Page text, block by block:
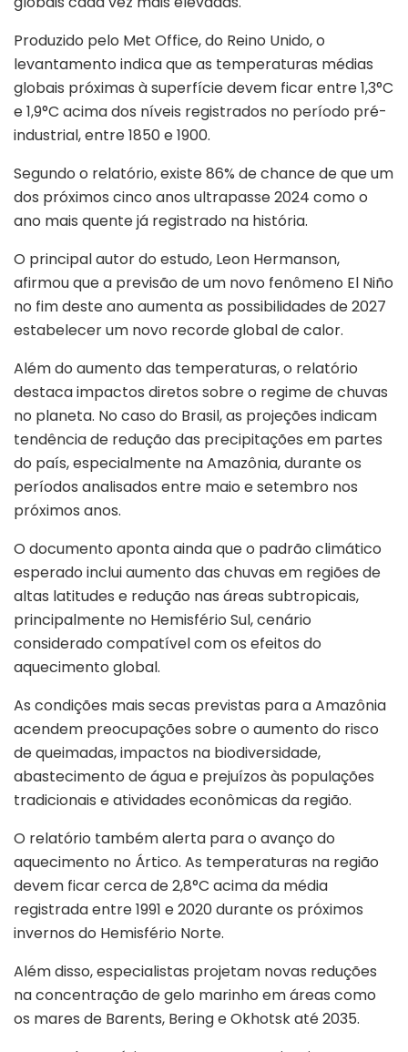
Produzido pelo Met Office, do Reino Unido, o
levantamento indica que as temperaturas médias
globais próximas à superfície devem ficar entre 1,3°C
e 1,9°C acima dos níveis registrados no período pré-
industrial, entre 1850 e 1900.
Segundo o relatório, existe 86% de chance de que um
dos próximos cinco anos ultrapasse 2024 como o
ano mais quente já registrado na história.
O principal autor do estudo, Leon Hermanson,
afirmou que a previsão de um novo fenômeno El Niño
no fim deste ano aumenta as possibilidades de 2027
estabelecer um novo recorde global de calor.
Além do aumento das temperaturas, o relatório
destaca impactos diretos sobre o regime de chuvas
no planeta. No caso do Brasil, as projeções indicam
tendência de redução das precipitações em partes
do país, especialmente na Amazônia, durante os
períodos analisados entre maio e setembro nos
próximos anos.
O documento aponta ainda que o padrão climático
esperado inclui aumento das chuvas em regiões de
altas latitudes e redução nas áreas subtropicais,
principalmente no Hemisfério Sul, cenário
considerado compatível com os efeitos do
aquecimento global.
As condições mais secas previstas para a Amazônia
acendem preocupações sobre o aumento do risco
de queimadas, impactos na biodiversidade,
abastecimento de água e prejuízos às populações
tradicionais e atividades econômicas da região.
O relatório também alerta para o avanço do
aquecimento no Ártico. As temperaturas na região
devem ficar cerca de 2,8°C acima da média
registrada entre 1991 e 2020 durante os próximos
invernos do Hemisfério Norte.
Além disso, especialistas projetam novas reduções
na concentração de gelo marinho em áreas como
os mares de Barents, Bering e Okhotsk até 2035.